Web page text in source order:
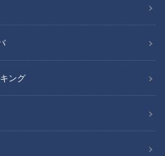
ング
キング』
ング
えびをマリネで味わいます。ト